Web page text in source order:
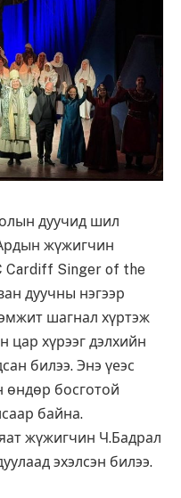
дуучид шил
жүжигчин
Cardiff Singer of the
дуучны нэгээр
шагнал хүртэж
хүрээг дэлхийн
билээ. Энэ үеэс
өндөр босготой
байна.
жүжигчин Ч.Бадрал
эхэлсэн билээ.